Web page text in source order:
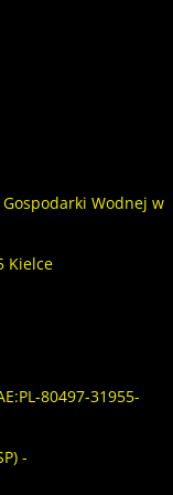
Wodnej w
Kielce
80497-31955-
-